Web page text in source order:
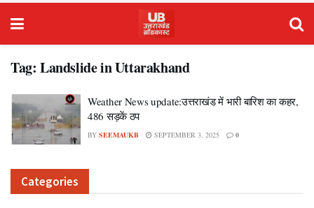
Tag: Landslide in Uttarakhand
Weather News update:उत्तराखंड में भारी बारिश का कहर,
486 सड़कें ठप
BY SEEMAUKB SEPTEMBER 3, 2025 0
Categories